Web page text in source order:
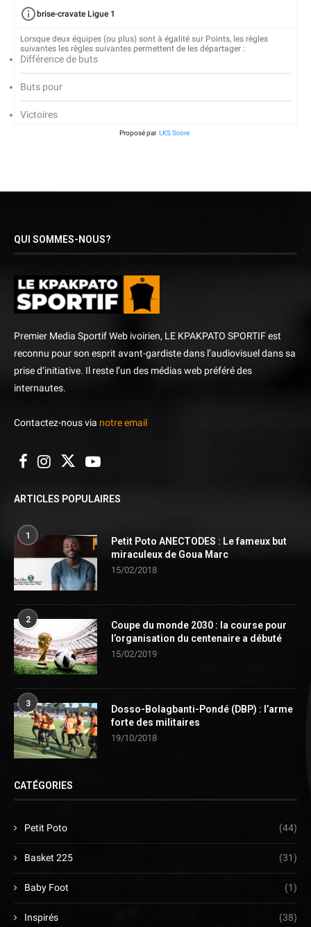
brise-cravate Ligue 1
Lorsque deux équipes (ou plus) sont à égalité sur Points, les règles
suivantes les règles suivantes permettent de les départager :
Différence de buts
Buts pour
Victoires
Proposé par LKS Score
QUI SOMMES-NOUS?
Premier Media Sportif Web ivoirien, LE KPAKPATO SPORTIF est
reconnu pour son esprit avant-gardiste dans l’audiovisuel dans sa
prise d’initiative. Il reste l’un des médias web préféré des
internautes.
Contactez-nous via notre email
ARTICLES POPULAIRES
1
Petit Poto ANECTODES : Le fameux but
miraculeux de Goua Marc
15/02/2018
2
Coupe du monde 2030 : la course pour
l’organisation du centenaire a débuté
15/02/2019
3
Dosso-Bolagbanti-Pondé (DBP) : l’arme
forte des militaires
19/10/2018
CATÉGORIES
Petit Poto (44)
Basket 225 (31)
Baby Foot (1)
Inspirés (38)